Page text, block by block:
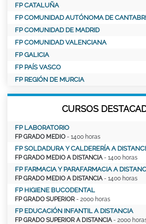
FP CATALUÑA
FP COMUNIDAD AUTÓNOMA DE
FP COMUNIDAD DE MADRID
FP COMUNIDAD VALENCIANA
FP GALICIA
FP PAÍS VASCO
FP REGIÓN DE MURCIA
CURSOS
FP LABORATORIO
FP GRADO MEDIO - 1400 horas
FP SOLDADURA Y CALDERERÍA A
FP GRADO MEDIO A DISTANCIA - 1400 horas
FP FARMACIA Y PARAFARMACIA A
FP GRADO MEDIO A DISTANCIA - 1400 horas
FP HIGIENE BUCODENTAL
FP GRADO SUPERIOR - 2000 horas
FP EDUCACIÓN INFANTIL A DISTANCIA
FP GRADO SUPERIOR A DISTANCIA - 2000